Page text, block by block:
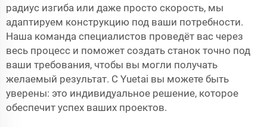
радиус изгиба или даже просто скорость, мы
адаптируем конструкцию под ваши потребности.
Наша команда специалистов проведёт вас через
весь процесс и поможет создать станок точно под
ваши требования, чтобы вы могли получать
желаемый результат. С Yuetai вы можете быть
уверены: это индивидуальное решение, которое
обеспечит успех ваших проектов.